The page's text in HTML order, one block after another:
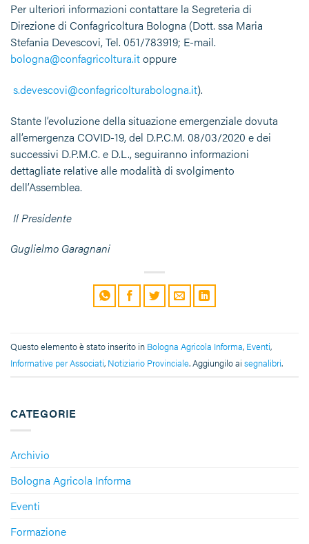
CATEGORIE
Archivio
Bologna Agricola Informa
Eventi
Formazione
Per ulteriori informazioni contattare la Segreteria di
Direzione di Confagricoltura Bologna (Dott. ssa Maria
Stefania Devescovi, Tel. 051/783919; E-mail.
bologna@confagricoltura.itoppure
s.devescovi@confagricolturabologna.it).
Stante l’evoluzione della situazione emergenziale dovuta
all’emergenza COVID-19, del D.P.C.M. 08/03/2020 e dei
successivi D.P.M.C. e D.L., seguiranno informazioni
dettagliate relative alle modalità di svolgimento
dell’Assemblea.
Il Presidente
Guglielmo Garagnani
Questo elemento è stato inserito in Bologna Agricola Informa, Eventi,
Informative per Associati, Notiziario Provinciale. Aggiungilo ai segnalibri.